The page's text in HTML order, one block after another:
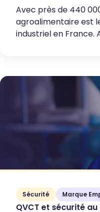
Avec près de 440
agroalimentaire est
industriel en France.
Sécurité Marque
QVCT et sécurité